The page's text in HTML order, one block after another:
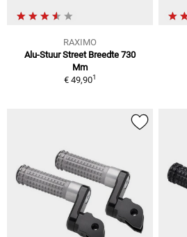
RAXIMO
Alu-Stuur Street Breedte 730
Mm
€ 49,901